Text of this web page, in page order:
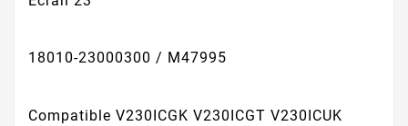
18010-23000300 / M47995
Compatible V230ICGK V230ICGT V230ICUK